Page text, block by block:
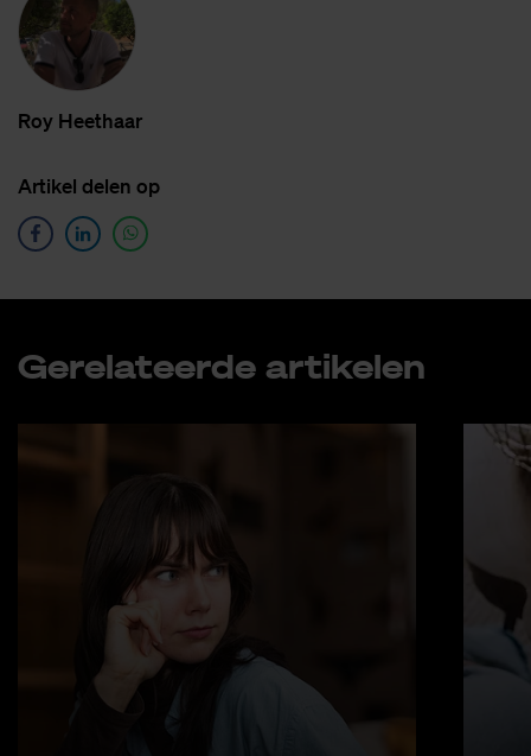
Roy Heet­haar
Ar­ti­kel de­len op
Ge­re­la­teer­de ar­ti­ke­len